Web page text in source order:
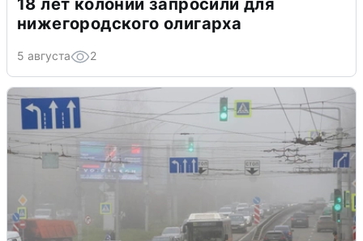
18 лет колонии запросили для
нижегородского олигарха
5 августа 2